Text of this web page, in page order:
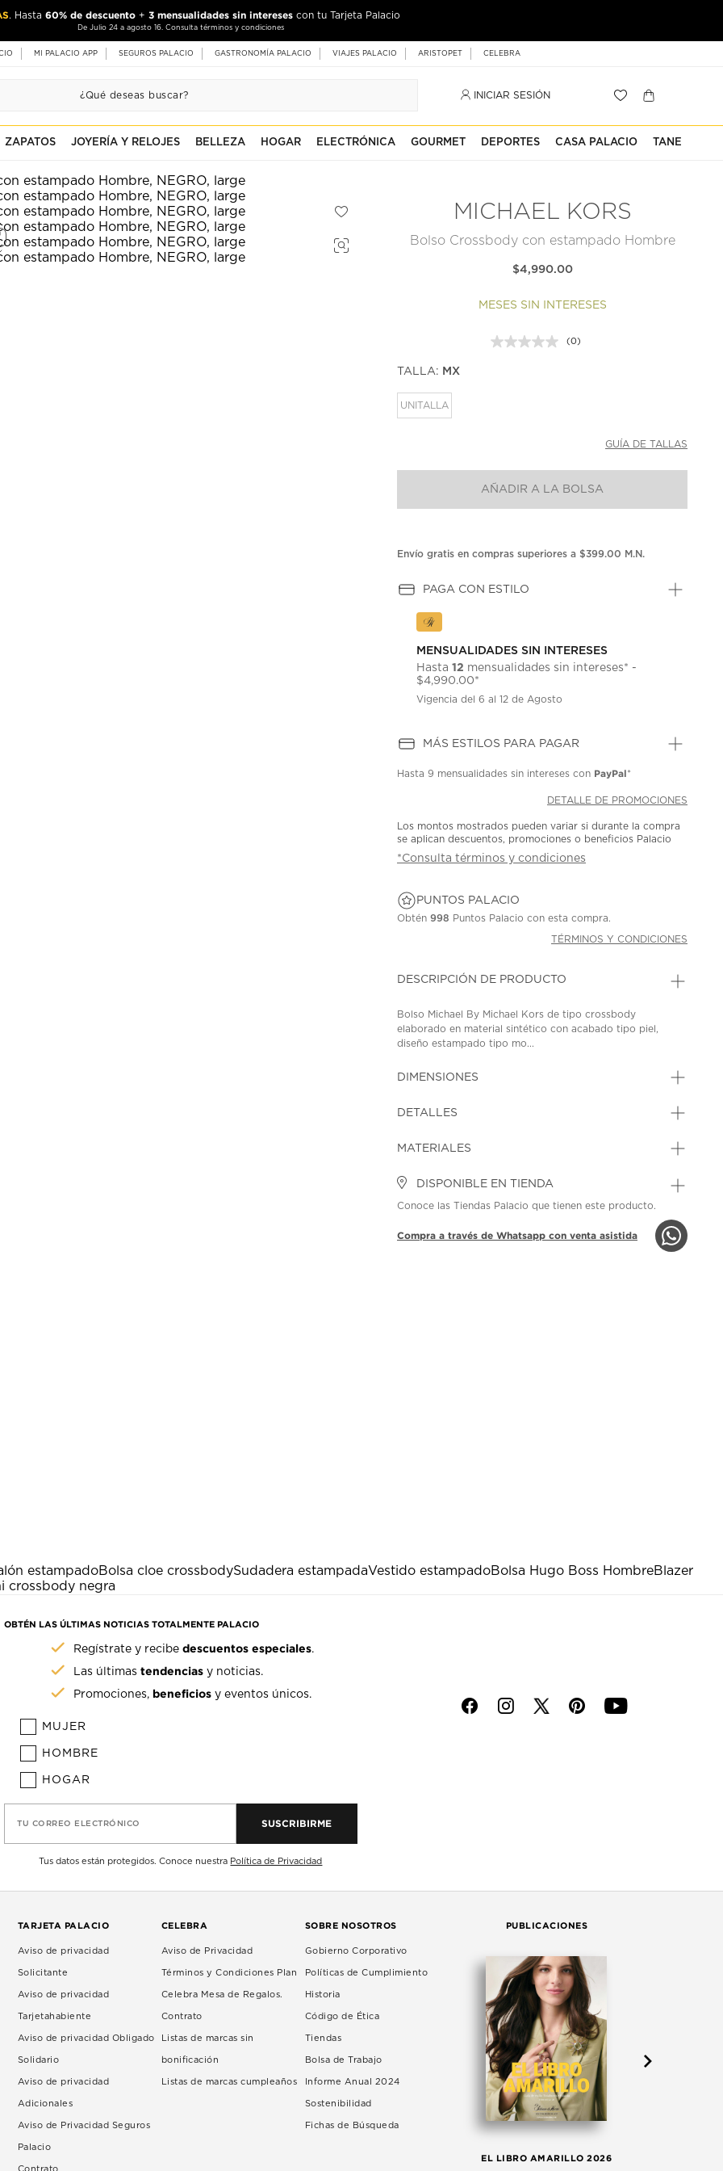
. Hasta 60% de descuento + 3 mensualidades sin intereses con tu Tarjeta Palacio
De Julio 24 a agosto 16. Consulta términos y condiciones
MI PALACIO APP SEGUROS PALACIO GASTRONOMÍA PALACIO VIAJES PALACIO ARISTOPET CELEBRA
INICIAR SESIÓN
ZAPATOS JOYERÍA Y RELOJES BELLEZA HOGAR ELECTRÓNICA GOURMET DEPORTES CASA PALACIO TANE
MICHAEL KORS
Bolso Crossbody con estampado Hombre
$4,990.00
MESES SIN INTERESES
Sin
(0)
TALLA: MX
UNITALLA
GUÍA DE TALLAS
AÑADIR A LA BOLSA
Envío gratis en compras superiores a $399.00 M.N.
PAGA CON ESTILO
MENSUALIDADES SIN INTERESES
Hasta12 mensualidades sin intereses* -
$4,990.00*
Vigencia del 6 al 12 de Agosto
MÁS ESTILOS PARA PAGAR
Hasta9 mensualidades sin intereses con PayPal*
DETALLE DE PROMOCIONES
Los montos mostrados pueden variar si durante la compra
se aplican descuentos, promociones o beneficios Palacio
*Consulta términos y condiciones
PUNTOS PALACIO
Obtén998 Puntos Palacio con esta compra.
TÉRMINOS Y CONDICIONES
DESCRIPCIÓN DE PRODUCTO
Bolso Michael By Michael Kors de tipo crossbody
elaborado en material sintético con acabado tipo piel,
diseño estampado tipo mo...
DIMENSIONES
DETALLES
MATERIALES
DISPONIBLE EN TIENDA
Conoce las Tiendas Palacio que tienen este producto.
Compra a través de Whatsapp con venta asistida
estampadoBolsa cloe crossbodySudadera estampadaVestido estampadoBolsa Hugo Boss HombreBlazer
crossbody negra
OBTÉN LAS ÚLTIMAS NOTICIAS TOTALMENTE PALACIO
Regístrate y recibedescuentos especiales.
Las últimastendencias y noticias.
Promociones, beneficios y eventos únicos.
MUJER
HOMBRE
HOGAR
TU CORREO ELECTRÓNICO SUSCRIBIRME
Tus datos están protegidos. Conoce nuestra Política de Privacidad
f i p y
TARJETA PALACIO
Aviso de privacidad
Solicitante
Aviso de privacidad
Tarjetahabiente
Aviso de privacidad Obligado
Solidario
Aviso de privacidad
Adicionales
Aviso de Privacidad Seguros
Palacio
Contrato
CELEBRA
Aviso de Privacidad
Términos y Condiciones Plan
Celebra Mesa de Regalos.
Contrato
Listas de marcas sin
bonificación
Listas de marcas cumpleaños
SOBRE NOSOTROS
Gobierno Corporativo
Políticas de Cumplimiento
Historia
Código de Ética
Tiendas
Bolsa de Trabajo
Informe Anual 2024
Sostenibilidad
Fichas de Búsqueda
PUBLICACIONES
EL LIBRO AMARILLO 2026